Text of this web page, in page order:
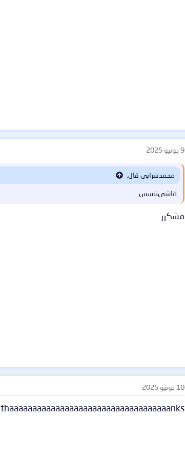
*** Hidden text: cannot be quoted. ***
9 يونيو 2025
محمدشرابي قال:
فاشىننسس
مشكزر
10 يونيو 2025
thaaaaaaaaaaaaaaaaaaaaaaaaaaaaaaaaaaanks